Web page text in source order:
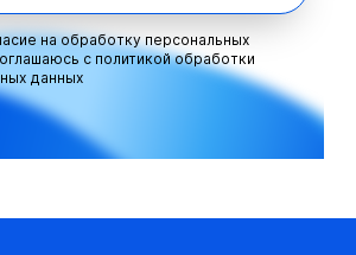
на обработку персональных
с политикой обработки
данных